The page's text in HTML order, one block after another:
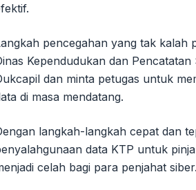
pencegahan yang tak kalah
Kependudukan dan
dan minta petugas untuk
di masa mendatang.
langkah-langkah cepat dan
data KTP untuk
celah bagi para penjahat